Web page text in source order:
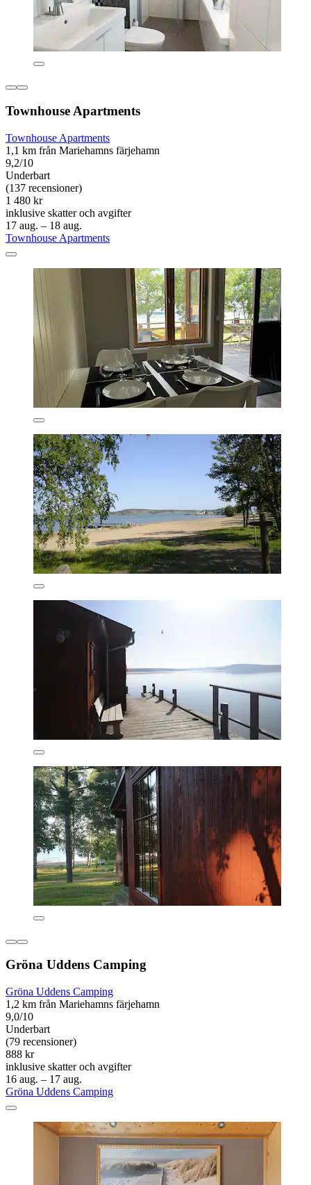
Townhouse Apartments
Townhouse Apartments
1,1 km från Mariehamns färjehamn
9,2/10
Underbart
(137 recensioner)
1 480 kr
inklusive skatter och avgifter
17 aug. – 18 aug.
Townhouse Apartments
Gröna Uddens Camping
Gröna Uddens Camping
1,2 km från Mariehamns färjehamn
9,0/10
Underbart
(79 recensioner)
888 kr
inklusive skatter och avgifter
16 aug. – 17 aug.
Gröna Uddens Camping